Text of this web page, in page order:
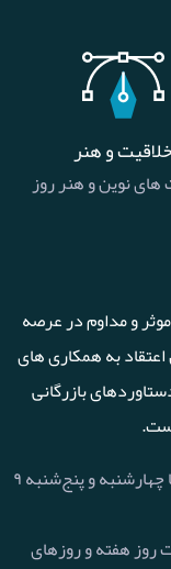
خلاقیت و هنر
های نوین و هنر روز
و مداوم در عرصه
به همکاری های
بازرگانی
۰۹۱۵۵۰۵۵۰۰۶ (۹ الی ۱۷ شنبه تا چهارشنبه و پنج‌شنبه ۹
(۹ الی ۲۴ هفت روز هفته و روزهای